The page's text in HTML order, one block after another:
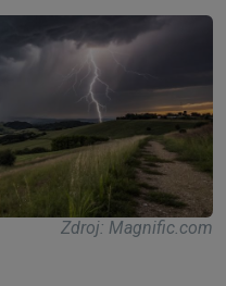
Zdroj: Magnific.com